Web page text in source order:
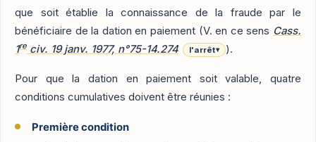
que soit établie la connaissance de la fraude par le
bénéficiaire de la dation en paiement (V. en ce sens Cass.
1re civ. 19 janv. 1977, n°75-14.274 l'arrêt▾ ).
Pour que la dation en paiement soit valable, quatre
conditions cumulatives doivent être réunies :
Première condition